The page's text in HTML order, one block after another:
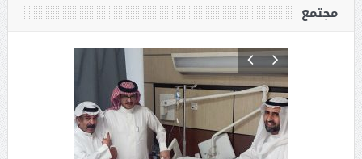
مجتمع